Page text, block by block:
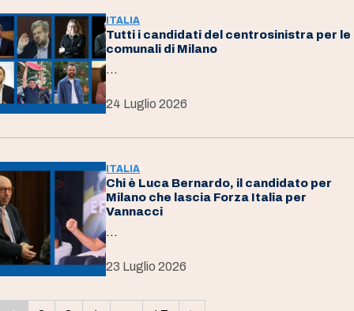
ITALIA
Tutti i candidati del centrosinistra per le
comunali di Milano
…
24 Luglio 2026
ITALIA
Chi è Luca Bernardo, il candidato per
Milano che lascia Forza Italia per
Vannacci
…
23 Luglio 2026